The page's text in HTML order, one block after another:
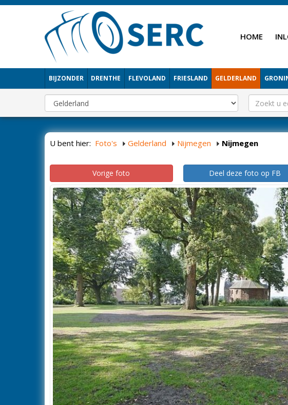
HOME
BIJZONDER DRENTHE FLEVOLAND FRIESLAND GELDERLAND
U bent hier: Foto's Gelderland Nijmegen Nijmegen
Vorige foto Deel deze foto op FB